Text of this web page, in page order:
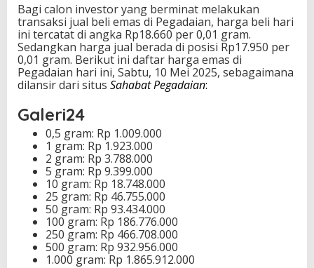
Bagi calon investor yang berminat melakukan
transaksi jual beli emas di Pegadaian, harga beli hari
ini tercatat di angka Rp18.660 per 0,01 gram.
Sedangkan harga jual berada di posisi Rp17.950 per
0,01 gram. Berikut ini daftar harga emas di
Pegadaian hari ini, Sabtu, 10 Mei 2025, sebagaimana
dilansir dari situs Sahabat Pegadaian:
Galeri24
0,5 gram: Rp 1.009.000
1 gram: Rp 1.923.000
2 gram: Rp 3.788.000
5 gram: Rp 9.399.000
10 gram: Rp 18.748.000
25 gram: Rp 46.755.000
50 gram: Rp 93.434.000
100 gram: Rp 186.776.000
250 gram: Rp 466.708.000
500 gram: Rp 932.956.000
1.000 gram: Rp 1.865.912.000